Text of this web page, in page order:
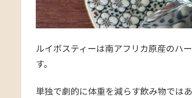
ルイボスティーは南アフリカ原産のハ
す。
単独で劇的に体重を減らす飲み物では